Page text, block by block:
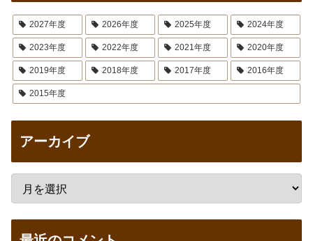
2027年度 2026年度 2025年度 2024年度
2023年度 2022年度 2021年度 2020年度
2019年度 2018年度 2017年度 2016年度
2015年度
アーカイブ